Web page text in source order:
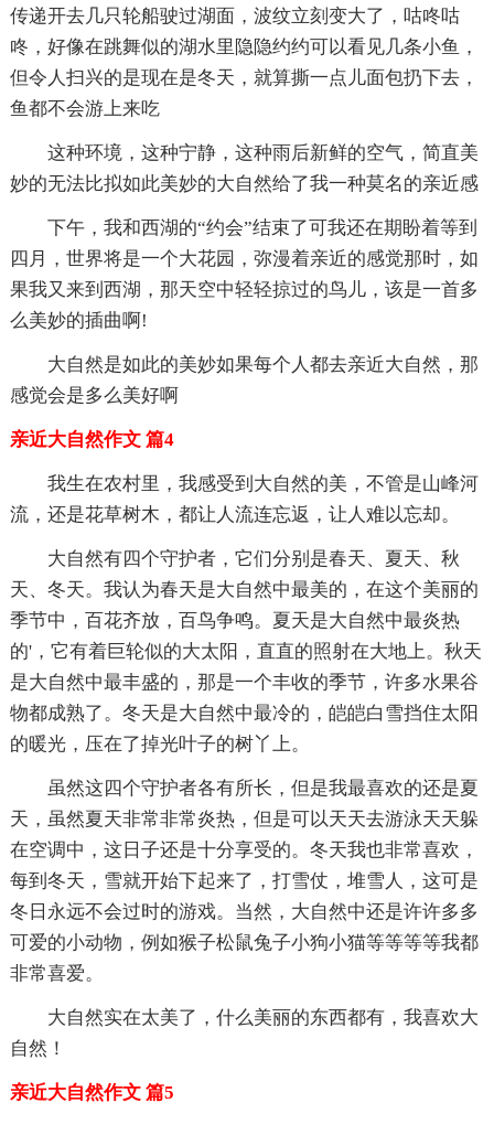
传递开去几只轮船驶过湖面，波纹立刻变大了，咕咚咕
咚，好像在跳舞似的湖水里隐隐约约可以看见几条小鱼，
但令人扫兴的是现在是冬天，就算撕一点儿面包扔下去，
鱼都不会游上来吃
这种环境，这种宁静，这种雨后新鲜的空气，简直美
妙的无法比拟如此美妙的大自然给了我一种莫名的亲近感
下午，我和西湖的“约会”结束了可我还在期盼着等到
四月，世界将是一个大花园，弥漫着亲近的感觉那时，如
果我又来到西湖，那天空中轻轻掠过的鸟儿，该是一首多
么美妙的插曲啊!
大自然是如此的美妙如果每个人都去亲近大自然，那
感觉会是多么美好啊
亲近大自然作文 篇4
我生在农村里，我感受到大自然的美，不管是山峰河
流，还是花草树木，都让人流连忘返，让人难以忘却。
大自然有四个守护者，它们分别是春天、夏天、秋
天、冬天。我认为春天是大自然中最美的，在这个美丽的
季节中，百花齐放，百鸟争鸣。夏天是大自然中最炎热
的'，它有着巨轮似的大太阳，直直的照射在大地上。秋天
是大自然中最丰盛的，那是一个丰收的季节，许多水果谷
物都成熟了。冬天是大自然中最冷的，皑皑白雪挡住太阳
的暖光，压在了掉光叶子的树丫上。
虽然这四个守护者各有所长，但是我最喜欢的还是夏
天，虽然夏天非常非常炎热，但是可以天天去游泳天天躲
在空调中，这日子还是十分享受的。冬天我也非常喜欢，
每到冬天，雪就开始下起来了，打雪仗，堆雪人，这可是
冬日永远不会过时的游戏。当然，大自然中还是许许多多
可爱的小动物，例如猴子松鼠兔子小狗小猫等等等等我都
非常喜爱。
大自然实在太美了，什么美丽的东西都有，我喜欢大
自然！
亲近大自然作文 篇5